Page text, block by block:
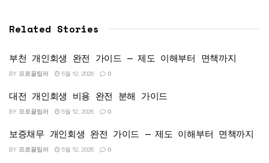
Related Stories
부천 개인회생 완전 가이드 — 제도 이해부터 면책까지
BY 프로꿀팁러 5월 12, 2026 0
대전 개인회생 비용 완전 분해 가이드
BY 프로꿀팁러 5월 12, 2026 0
보증채무 개인회생 완전 가이드 — 제도 이해부터 면책까지
BY 프로꿀팁러 5월 12, 2026 0